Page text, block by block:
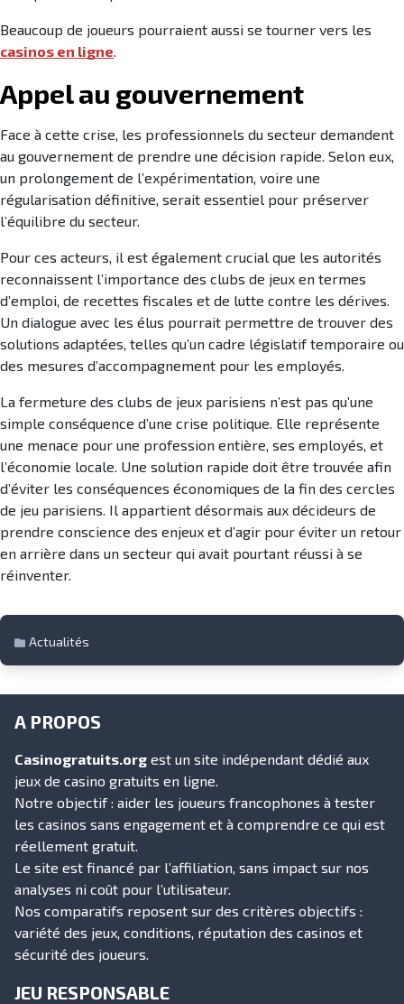
Beaucoup de joueurs pourraient aussi se tourner vers les
casinos en ligne
Appel au gouvernement
Face à cette crise, les professionnels du secteur demandent
au gouvernement de prendre une décision rapide. Selon eux,
un prolongement de l’expérimentation, voire une
régularisation définitive, serait essentiel pour préserver
l’équilibre du secteur.
Pour ces acteurs, il est également crucial que les autorités
reconnaissent l’importance des clubs de jeux en termes
d’emploi, de recettes fiscales et de lutte contre les dérives.
Un dialogue avec les élus pourrait permettre de trouver des
solutions adaptées, telles qu’un cadre législatif temporaire ou
des mesures d’accompagnement pour les employés.
La fermeture des clubs de jeux parisiens n’est pas qu’une
simple conséquence d’une crise politique. Elle représente
une menace pour une profession entière, ses employés, et
l’économie locale. Une solution rapide doit être trouvée afin
d’éviter les conséquences économiques de la fin des cercles
de jeu parisiens. Il appartient désormais aux décideurs de
prendre conscience des enjeux et d’agir pour éviter un retour
en arrière dans un secteur qui avait pourtant réussi à se
réinventer.
Actualités
A PROPOS
Casinogratuits.org est un site indépendant dédié aux
jeux de casino gratuits en ligne.
Notre objectif : aider les joueurs francophones à tester
les casinos sans engagement et à comprendre ce qui est
réellement gratuit.
Le site est financé par l’affiliation, sans impact sur nos
analyses ni coût pour l’utilisateur.
Nos comparatifs reposent sur des critères objectifs :
variété des jeux, conditions, réputation des casinos et
sécurité des joueurs.
JEU RESPONSABLE